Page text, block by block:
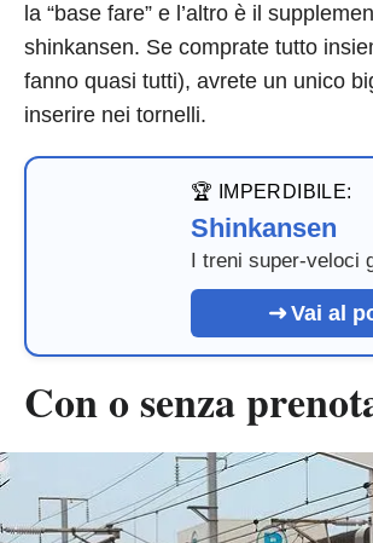
la “base fare” e l’altro è il
shinkansen. Se comprate tutto
fanno quasi tutti), avrete un unico
inserire nei tornelli.
🏆 IMPERDIBILE:
Shinkansen
I treni super-veloci
Vai al
Con o senza